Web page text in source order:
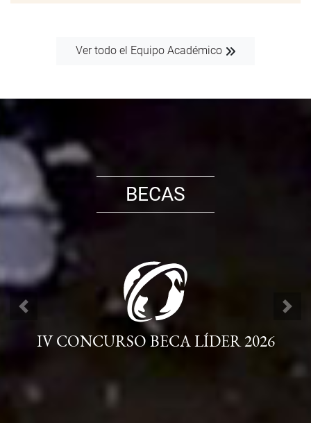
Ver todo el Equipo Académico
BECAS
IV CONCURSO BECA LÍDER 2026
ANTERIOR